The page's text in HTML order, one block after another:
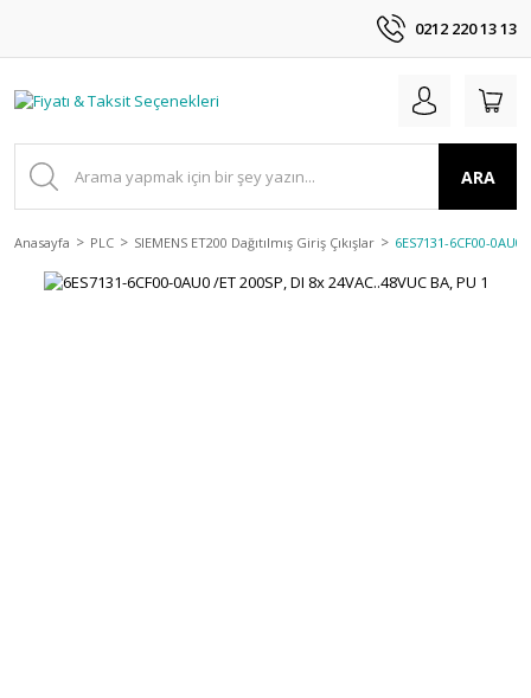
0212 220 13 13
ARA
Anasayfa PLC SIEMENS ET200 Dağıtılmış Giriş Çıkışlar 6ES7131-6CF00-0AU0